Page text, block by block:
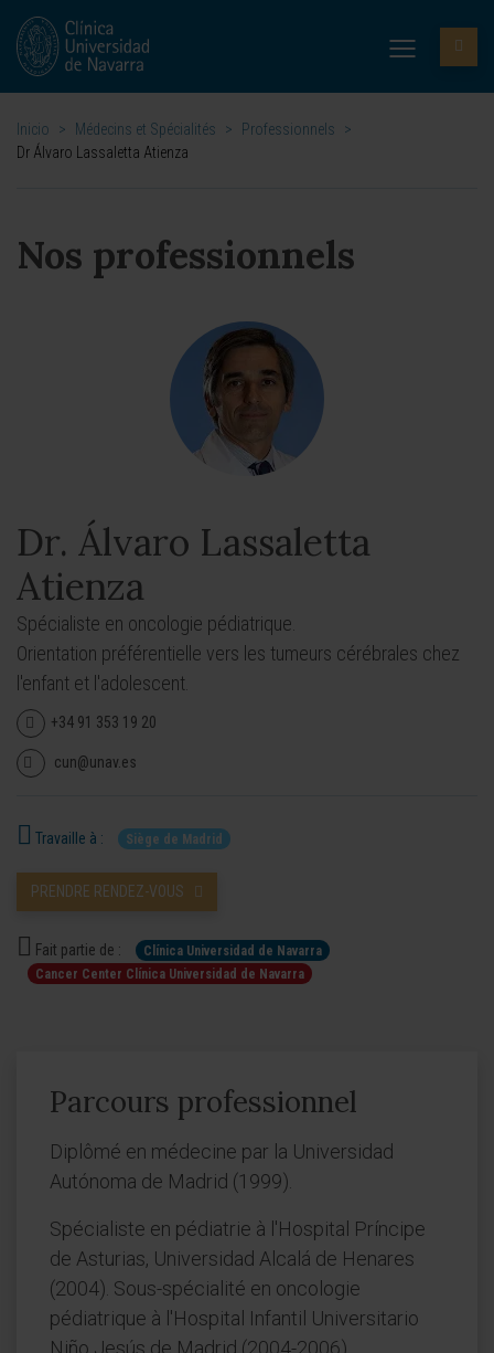
Inicio > Médecins et Spécialités > Professionnels
>
Dr Álvaro Lassaletta Atienza
Nos professionnels
Dr. Álvaro Lassaletta
Atienza
Spécialiste en oncologie pédiatrique.
Orientation préférentielle vers les tumeurs cérébrales chez
l'enfant et l'adolescent.
+34 91 353 19 20
cun@unav.es
Travaille à : Siège de Madrid
PRENDRE RENDEZ-VOUS
Fait partie de :
Clínica Universidad de Navarra
Cancer Center Clínica Universidad de Navarra
Parcours professionnel
Diplômé en médecine par la Universidad
Autónoma de Madrid (1999).
Spécialiste en pédiatrie à l'Hospital Príncipe
de Asturias, Universidad Alcalá de Henares
(2004). Sous-spécialité en oncologie
pédiatrique à l'Hospital Infantil Universitario
Niño Jesús de Madrid (2004-2006).